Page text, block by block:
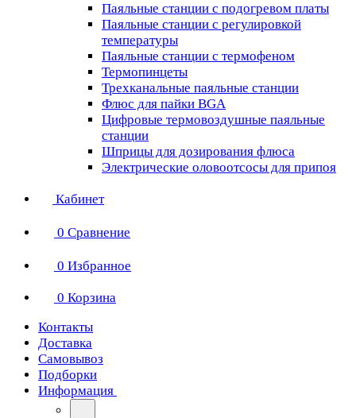
Паяльные станции с подогревом платы
Паяльные станции с регулировкой
температуры
Паяльные станции с термофеном
Термопинцеты
Трехканальные паяльные станции
Флюс для пайки BGA
Цифровые термовоздушные паяльные
станции
Шприцы для дозирования флюса
Электрические оловоотсосы для припоя
Кабинет
0 Сравнение
0 Избранное
0 Корзина
Контакты
Доставка
Самовывоз
Подборки
Информация